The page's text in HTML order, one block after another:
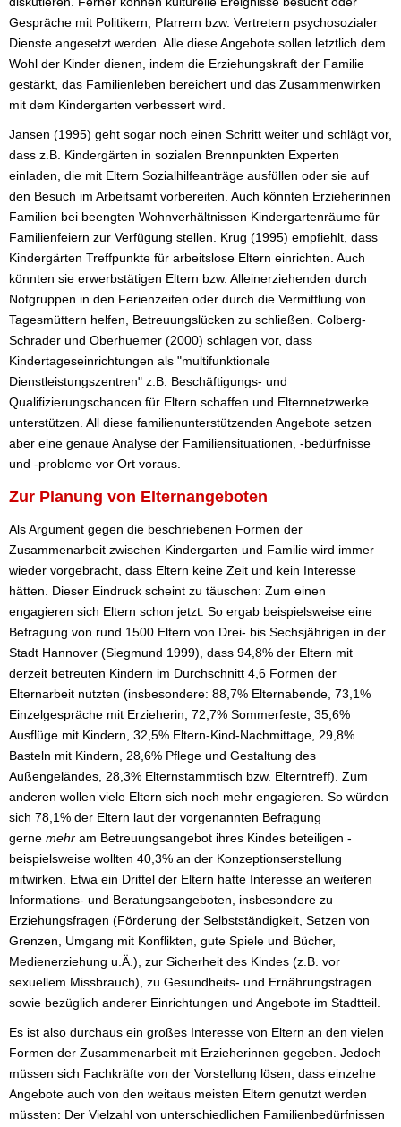
Gespräche mit Politikern, Pfarrern bzw. Vertretern psychosozialer
Dienste angesetzt werden. Alle diese Angebote sollen letztlich dem
Wohl der Kinder dienen, indem die Erziehungskraft der Familie
gestärkt, das Familienleben bereichert und das Zusammenwirken
mit dem Kindergarten verbessert wird.
Jansen (1995) geht sogar noch einen Schritt weiter und schlägt vor,
dass z.B. Kindergärten in sozialen Brennpunkten Experten
einladen, die mit Eltern Sozialhilfeanträge ausfüllen oder sie auf
den Besuch im Arbeitsamt vorbereiten. Auch könnten Erzieherinnen
Familien bei beengten Wohnverhältnissen Kindergartenräume für
Familienfeiern zur Verfügung stellen. Krug (1995) empfiehlt, dass
Kindergärten Treffpunkte für arbeitslose Eltern einrichten. Auch
könnten sie erwerbstätigen Eltern bzw. Alleinerziehenden durch
Notgruppen in den Ferienzeiten oder durch die Vermittlung von
Tagesmüttern helfen, Betreuungslücken zu schließen. Colberg-
Schrader und Oberhuemer (2000) schlagen vor, dass
Kindertageseinrichtungen als "multifunktionale
Dienstleistungszentren" z.B. Beschäftigungs- und
Qualifizierungschancen für Eltern schaffen und Elternnetzwerke
unterstützen. All diese familienunterstützenden Angebote setzen
aber eine genaue Analyse der Familiensituationen, -bedürfnisse
und -probleme vor Ort voraus.
Zur Planung von Elternangeboten
Als Argument gegen die beschriebenen Formen der
Zusammenarbeit zwischen Kindergarten und Familie wird immer
wieder vorgebracht, dass Eltern keine Zeit und kein Interesse
hätten. Dieser Eindruck scheint zu täuschen: Zum einen
engagieren sich Eltern schon jetzt. So ergab beispielsweise eine
Befragung von rund 1500 Eltern von Drei- bis Sechsjährigen in der
Stadt Hannover (Siegmund 1999), dass 94,8% der Eltern mit
derzeit betreuten Kindern im Durchschnitt 4,6 Formen der
Elternarbeit nutzten (insbesondere: 88,7% Elternabende, 73,1%
Einzelgespräche mit Erzieherin, 72,7% Sommerfeste, 35,6%
Ausflüge mit Kindern, 32,5% Eltern-Kind-Nachmittage, 29,8%
Basteln mit Kindern, 28,6% Pflege und Gestaltung des
Außengeländes, 28,3% Elternstammtisch bzw. Elterntreff). Zum
anderen wollen viele Eltern sich noch mehr engagieren. So würden
sich 78,1% der Eltern laut der vorgenannten Befragung
gerne mehr am Betreuungsangebot ihres Kindes beteiligen -
beispielsweise wollten 40,3% an der Konzeptionserstellung
mitwirken. Etwa ein Drittel der Eltern hatte Interesse an weiteren
Informations- und Beratungsangeboten, insbesondere zu
Erziehungsfragen (Förderung der Selbstständigkeit, Setzen von
Grenzen, Umgang mit Konflikten, gute Spiele und Bücher,
Medienerziehung u.Ä.), zur Sicherheit des Kindes (z.B. vor
sexuellem Missbrauch), zu Gesundheits- und Ernährungsfragen
sowie bezüglich anderer Einrichtungen und Angebote im Stadtteil.
Es ist also durchaus ein großes Interesse von Eltern an den vielen
Formen der Zusammenarbeit mit Erzieherinnen gegeben. Jedoch
müssen sich Fachkräfte von der Vorstellung lösen, dass einzelne
Angebote auch von den weitaus meisten Eltern genutzt werden
müssten: Der Vielzahl von unterschiedlichen Familienbedürfnissen